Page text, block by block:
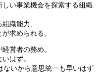
い事業機会を探索する組織
織能力、
求められる。
営者の務め。
はず。
ないから意思統一も早いはず